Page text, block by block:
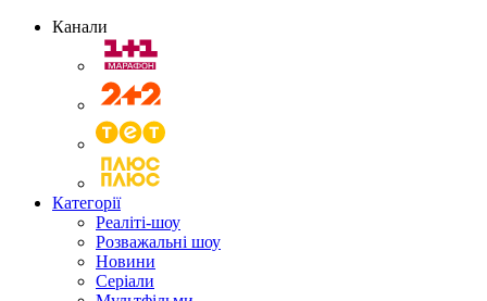
Канали
Категорії
Реаліті-шоу
Розважальні шоу
Новини
Серіали